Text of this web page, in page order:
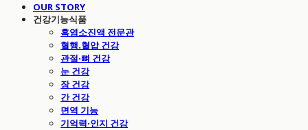
OUR STORY
건강기능식품
흑염소진액 전문관
혈행.혈압 건강
관절·뼈 건강
눈 건강
장 건강
간 건강
면역 기능
기억력·인지 건강